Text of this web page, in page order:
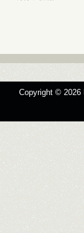
Copyright © 2026